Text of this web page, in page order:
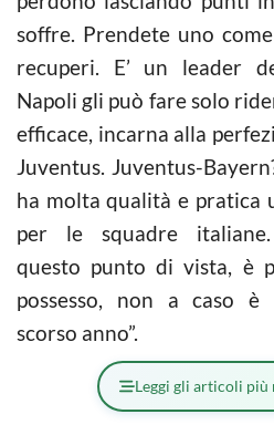
soffre. Prendete uno come
recuperi. E’ un leader
Napoli gli può fare solo
efficace, incarna alla
Juventus. Juventus-
ha molta qualità e pratica
per le squadre
questo punto di vista, è
possesso, non a caso
scorso anno”.
Leggi gli articoli più